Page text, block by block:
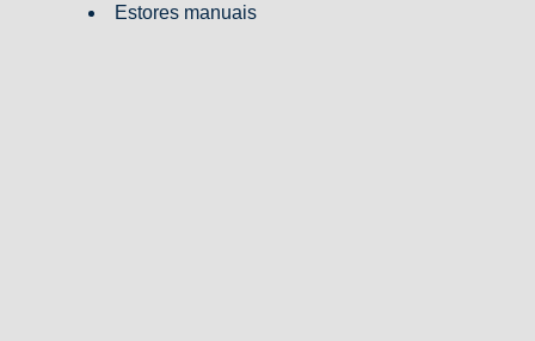
Estores manuais